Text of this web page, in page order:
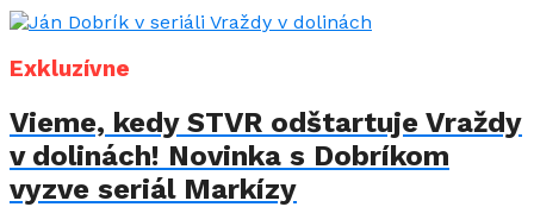
Exkluzívne
Vieme, kedy STVR odštartuje Vraždy
v dolinách! Novinka s Dobríkom
vyzve seriál Markízy